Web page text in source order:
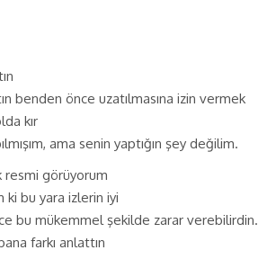
benden önce uzatılmasına izin vermek
kır
ama senin yaptığın şey değilim.
resmi görüyorum
ki bu yara izlerin iyi
bu mükemmel şekilde zarar verebilirdin.
farkı anlattın